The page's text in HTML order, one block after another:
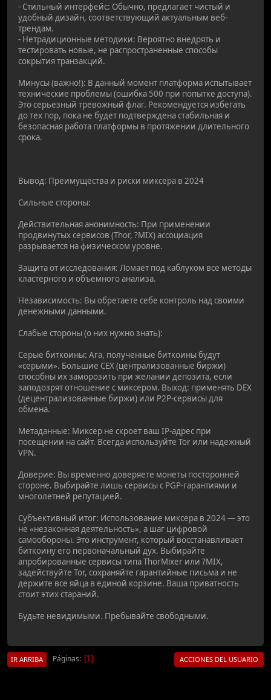
- Стильный интерфейс: Обычно, предлагает чистый и
удобный дизайн, соответствующий актуальным веб-
трендам.
- Нетрадиционные методики: Вероятно внедрять и
тестировать новые, не распространенные способы
сокрытия транзакций.
Минусы (важно!): В данный момент платформа испытывает
технические проблемы (ошибка 500 при попытке доступа).
Это серьезный тревожный флаг. Рекомендуется избегать
до тех пор, пока не будет подтверждена стабильная и
безопасная работа платформы в протяжении длительного
срока.
Вывод: Преимущества и риски миксера в 2024
Сильные стороны:
Действительная анонимность: При применении
продвинутых сервисов (Thor, ?MIX) ассоциация
разрывается на физическом уровне.
Защита от исследования: Ломает под каблуком все методы
кластерного и объемного анализа.
Независимость: Вы обретаете себе контроль над своими
денежными данными.
Слабые стороны (о них нужно знать):
Серые биткоины: Ага, полученные биткоины будут
«серыми». Большие CEX (централизованные биржи)
способны их заморозить при желании депозита, если
заподозрят отношение с миксером. Выход: применять DEX
(децентрализованные биржи) или P2P-сервисы для
обмена.
Метаданные: Миксер не скроет ваш IP-адрес при
посещении на сайт. Всегда используйте Tor или надежный
VPN.
Доверие: Вы временно доверяете монеты посторонней
стороне. Выбирайте лишь сервисы с PGP-гарантиями и
многолетней репутацией.
Субъективный итог: Использование миксера в 2024 — это
не «незаконная деятельность», а шаг цифровой
самообороны. Это инструмент, который восстанавливает
биткоину его первоначальный дух. Выбирайте
апробированные сервисы типа ThorMixer или ?MIX,
задействуйте Tor, сохраняйте гарантийные письма и не
держите все яйца в единой корзине. Ваша приватность
стоит этих стараний.
Будьте невидимыми. Пребывайте свободными.
IR ARRIBA Páginas 1 ACCIONES DEL USUARIO